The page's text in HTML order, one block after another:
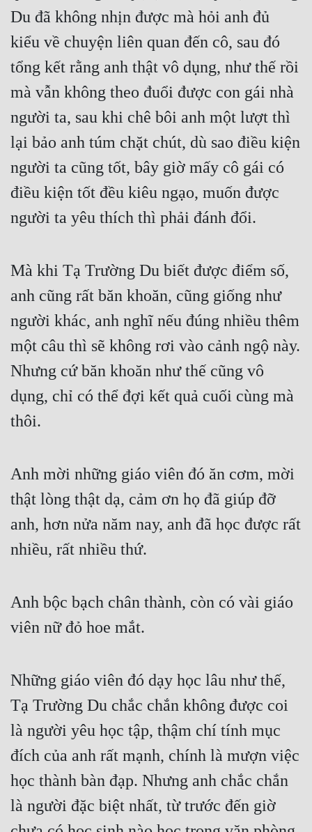
Du đã không nhịn được mà hỏi anh đủ
kiểu về chuyện liên quan đến cô, sau đó
tổng kết rằng anh thật vô dụng, như thế rồi
mà vẫn không theo đuổi được con gái nhà
người ta, sau khi chê bôi anh một lượt thì
lại bảo anh túm chặt chút, dù sao điều kiện
người ta cũng tốt, bây giờ mấy cô gái có
điều kiện tốt đều kiêu ngạo, muốn được
người ta yêu thích thì phải đánh đổi.
Mà khi Tạ Trường Du biết được điểm số,
anh cũng rất băn khoăn, cũng giống như
người khác, anh nghĩ nếu đúng nhiều thêm
một câu thì sẽ không rơi vào cảnh ngộ này.
Nhưng cứ băn khoăn như thế cũng vô
dụng, chỉ có thể đợi kết quả cuối cùng mà
thôi.
Anh mời những giáo viên đó ăn cơm, mời
thật lòng thật dạ, cảm ơn họ đã giúp đỡ
anh, hơn nửa năm nay, anh đã học được rất
nhiều, rất nhiều thứ.
Anh bộc bạch chân thành, còn có vài giáo
viên nữ đỏ hoe mắt.
Những giáo viên đó dạy học lâu như thế,
Tạ Trường Du chắc chắn không được coi
là người yêu học tập, thậm chí tính mục
đích của anh rất mạnh, chính là mượn việc
học thành bàn đạp. Nhưng anh chắc chắn
là người đặc biệt nhất, từ trước đến giờ